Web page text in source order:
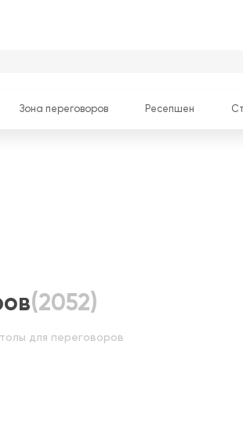
Зона переговоров Ресепшен
(2052)
для переговоров